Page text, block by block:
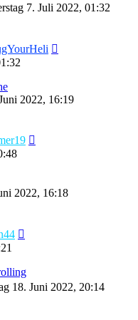
7. Juli 2022, 01:32
2022, 16:19
2022, 16:18
18. Juni 2022, 20:14